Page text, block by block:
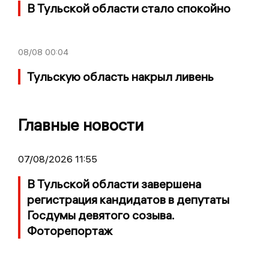
В Тульской области стало спокойно
08/08 00:04
Тульскую область накрыл ливень
Главные новости
07/08/2026 11:55
В Тульской области завершена
регистрация кандидатов в депутаты
Госдумы девятого созыва.
Фоторепортаж